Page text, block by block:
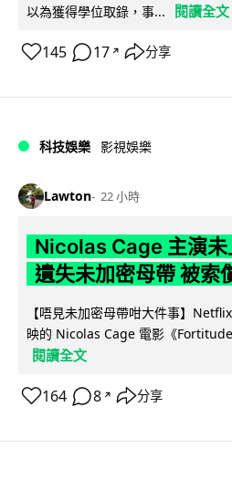
以為獲得學位取錄，事...
閱讀全文
145 17 ↗ 分享
科技娛樂 影視娛樂
Lawton 22 小時
Nicolas Cage 主演
遺失未加密母帶 被索
【唔見未加密母帶咁大件事】
映的 Nicolas Cage 電影《
閱讀全文
164 8 ↗ 分享